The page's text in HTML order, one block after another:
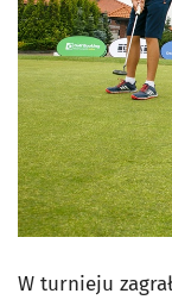
W turnieju